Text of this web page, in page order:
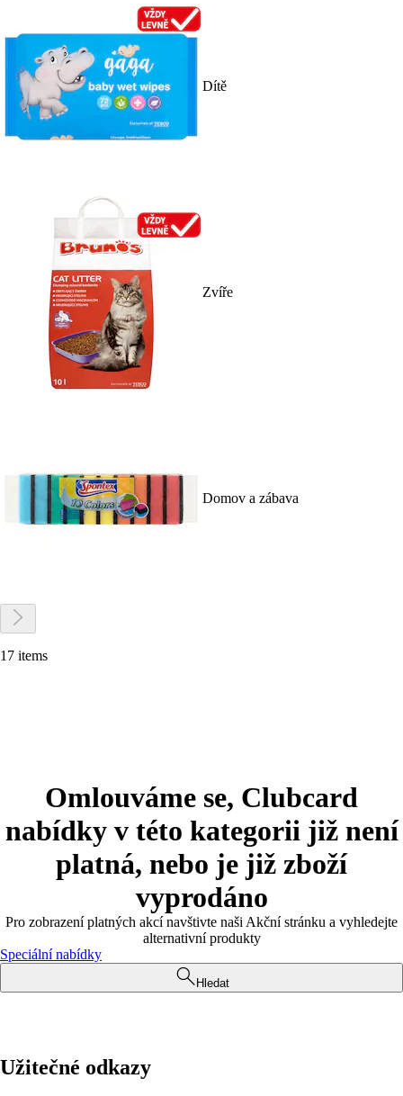
Dítě
Zvíře
Domov a zábava
17 items
Omlouváme se, Clubcard
nabídky v této kategorii již není
platná, nebo je již zboží
vyprodáno
Pro zobrazení platných akcí navštivte naši Akční stránku a vyhledejte
alternativní produkty
Speciální nabídky
Hledat
Užitečné odkazy